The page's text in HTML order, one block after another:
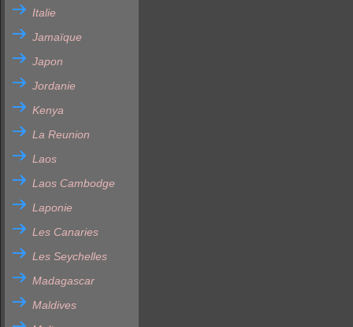
Italie
Jamaïque
Japon
Jordanie
Kenya
La Reunion
Laos
Laos Cambodge
Laponie
Les Canaries
Les Seychelles
Madagascar
Maldives